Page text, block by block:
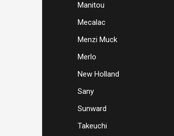
Manitou
Mecalac
Menzi Muck
Merlo
New Holland
Sany
Sunward
Takeuchi